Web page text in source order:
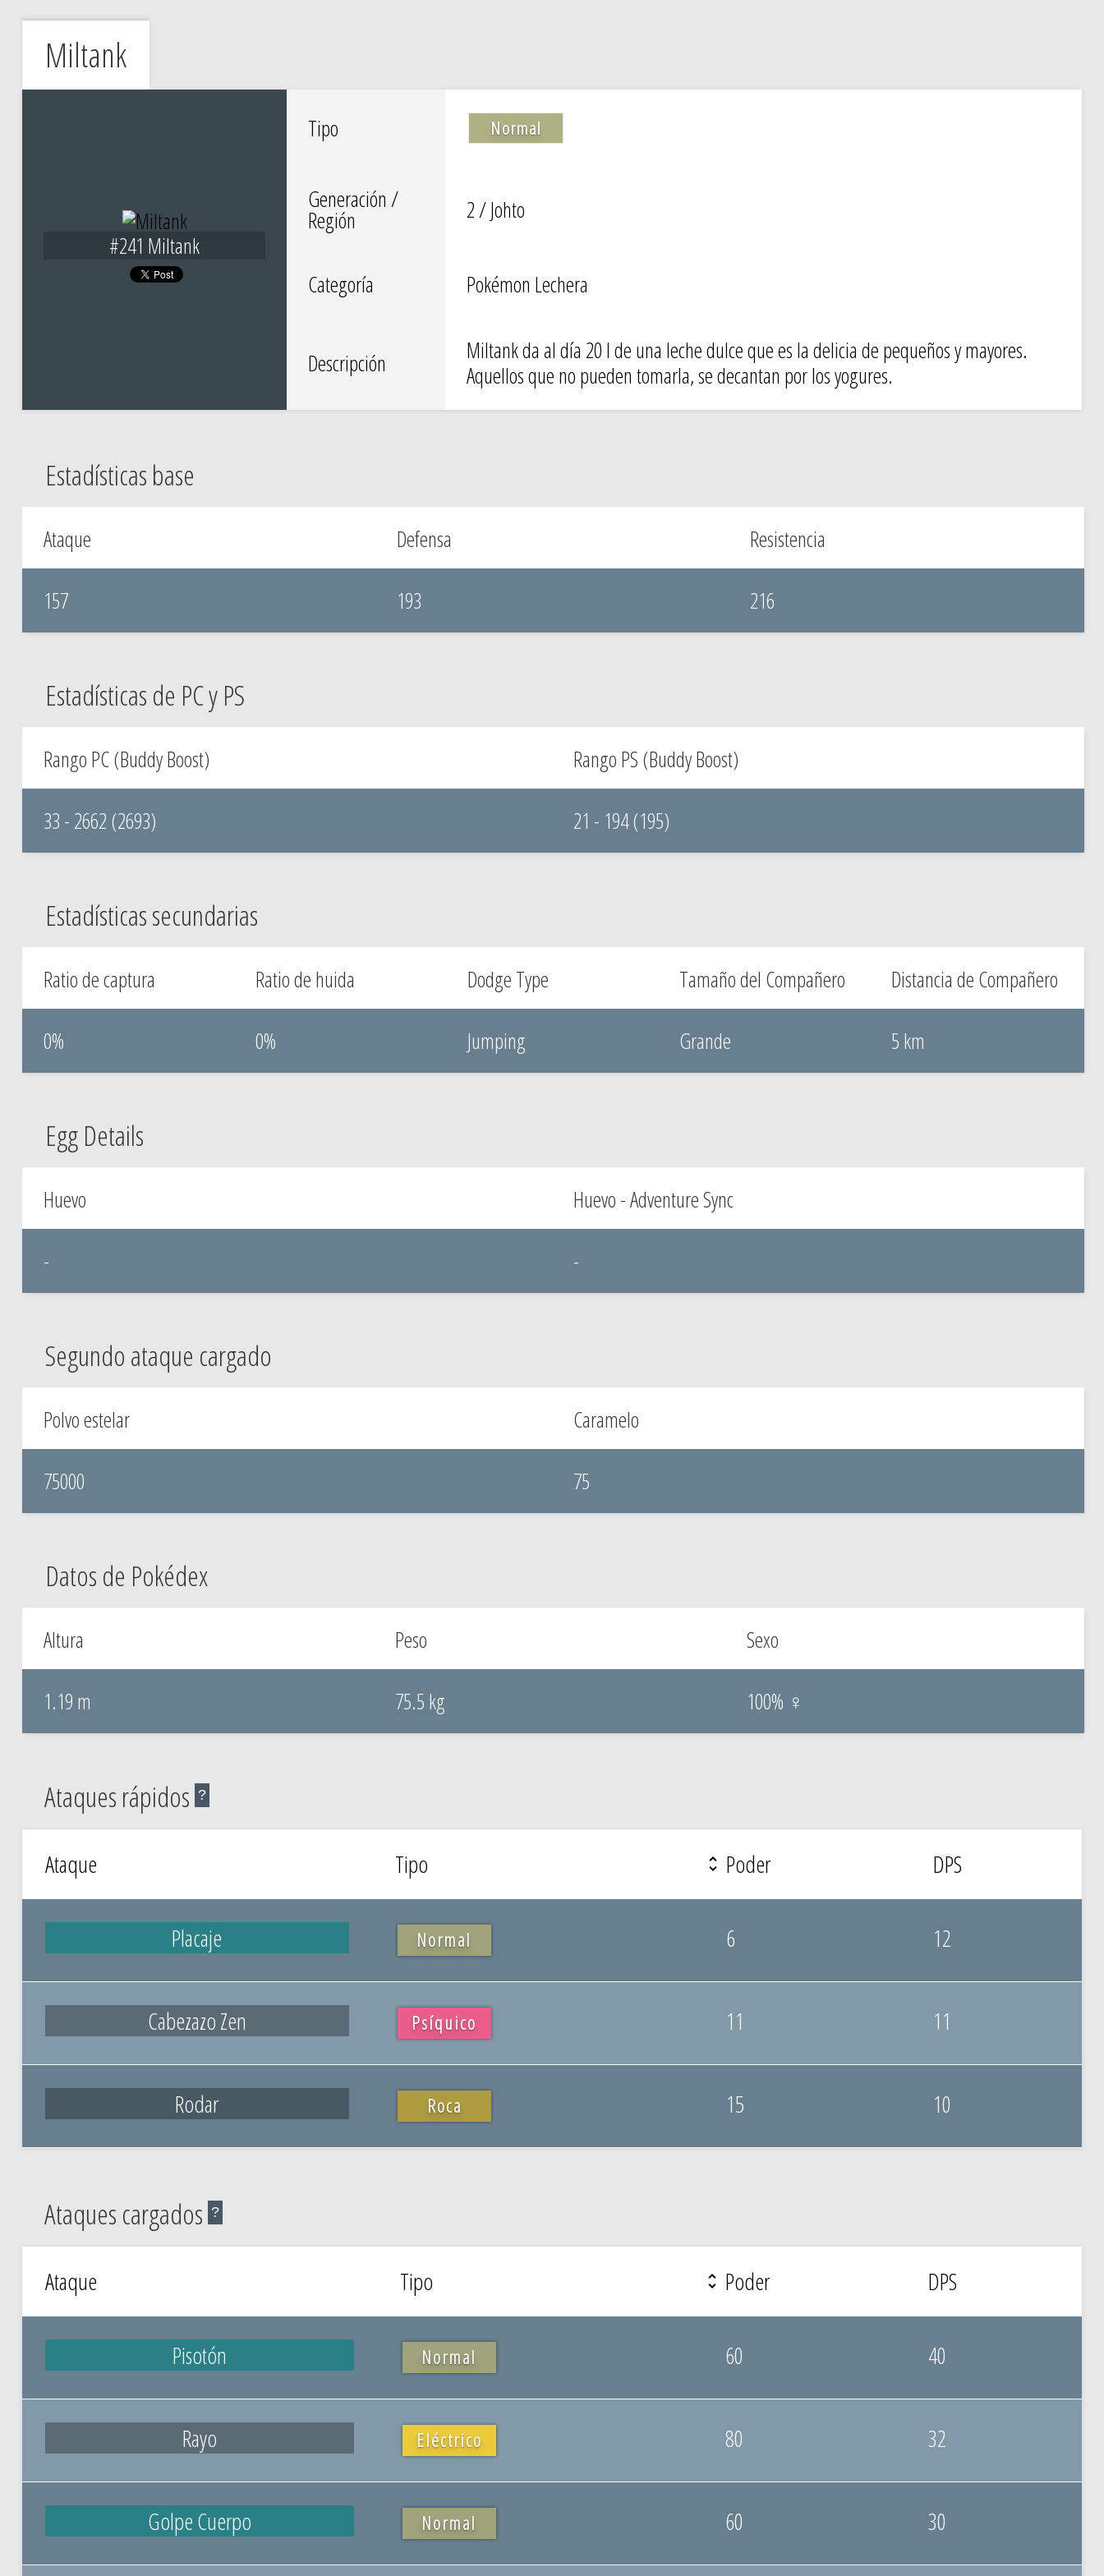
Miltank
#241 Miltank
Tipo Normal
Generación /
Región 2 / Johto
Categoría Pokémon Lechera
Descripción
Miltank da al día 20 l de una leche dulce que es la delicia de pequeños y mayores.
Aquellos que no pueden tomarla, se decantan por los yogures.
Estadísticas base
Ataque
157
Defensa
193
Resistencia
216
Estadísticas de PC y PS
Rango PC (Buddy Boost)
33 - 2662 (2693)
Rango PS (Buddy Boost)
21 - 194 (195)
Estadísticas secundarias
Ratio de captura
0%
Ratio de huida
0%
Dodge Type
Jumping
Tamaño del Compañero
Grande
Distancia de Compañero
5 km
Egg Details
Huevo
-
Huevo - Adventure Sync
-
Segundo ataque cargado
Polvo estelar
75000
Caramelo
75
Datos de Pokédex
Altura
1.19 m
Peso
75.5 kg
Sexo
100% ♀
Ataques rápidos ?
Ataque Tipo Poder DPS
Placaje Normal 6 12
Cabezazo Zen Psíquico 11 11
Rodar Roca 15 10
Ataques cargados ?
Ataque Tipo Poder DPS
Pisotón Normal 60 40
Rayo Eléctrico 80 32
Golpe Cuerpo Normal 60 30